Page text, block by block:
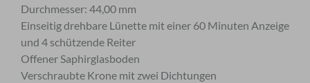
Durchmesser: 44,00 mm
Einseitig drehbare Lünette mit einer 60 Minuten Anzeige
und 4 schützende Reiter
Offener Saphirglasboden
Verschraubte Krone mit zwei Dichtungen